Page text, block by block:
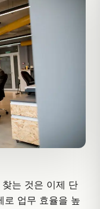
는 것은 이제 단
로 업무 효율을 높